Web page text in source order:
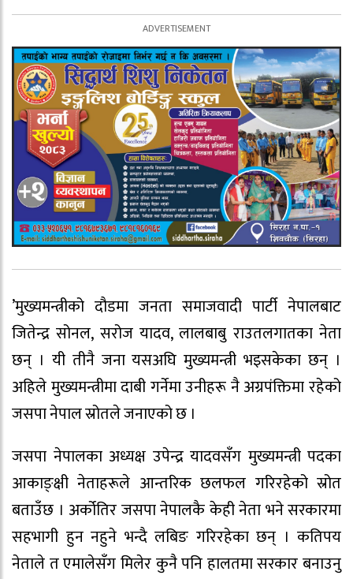
’मुख्यमन्त्रीको दौडमा जनता समाजवादी पार्टी नेपालबाट
जितेन्द्र सोनल, सरोज यादव, लालबाबु राउतलगातका नेता
छन् । यी तीनै जना यसअघि मुख्यमन्त्री भइसकेका छन् ।
अहिले मुख्यमन्त्रीमा दाबी गर्नेमा उनीहरू नै अग्रपंक्तिमा रहेको
जसपा नेपाल स्रोतले जनाएको छ ।
जसपा नेपालका अध्यक्ष उपेन्द्र यादवसँग मुख्यमन्त्री पदका
आकाङ्क्षी नेताहरूले आन्तरिक छलफल गरिरहेको स्रोत
बताउँछ । अर्कोतिर जसपा नेपालकै केही नेता भने सरकारमा
सहभागी हुन नहुने भन्दै लबिङ गरिरहेका छन् । कतिपय
नेताले त एमालेसँग मिलेर कुनै पनि हालतमा सरकार बनाउनु